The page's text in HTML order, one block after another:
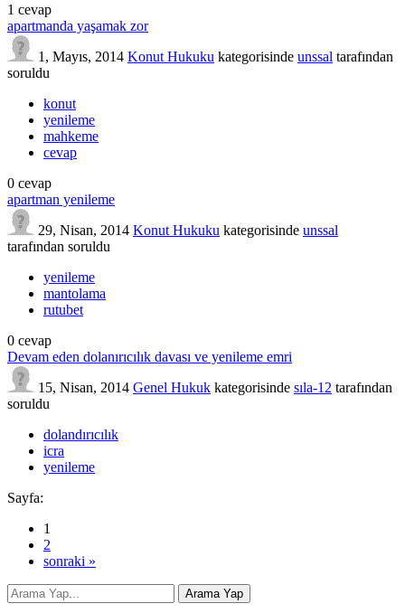
1 cevap
apartmanda yaşamak zor
1, Mayıs, 2014 Konut Hukuku kategorisinde unssal tarafından
soruldu
konut
yenileme
mahkeme
cevap
0 cevap
apartman yenileme
29, Nisan, 2014 Konut Hukuku kategorisinde unssal
tarafından soruldu
yenileme
mantolama
rutubet
0 cevap
Devam eden dolanırıcılık davası ve yenileme emri
15, Nisan, 2014 Genel Hukuk kategorisinde sıla-12 tarafından
soruldu
dolandırıcılık
icra
yenileme
Sayfa:
1
2
sonraki »